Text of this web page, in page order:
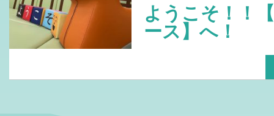
ようこそ！！
ース】へ！